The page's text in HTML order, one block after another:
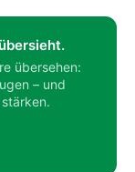
übersehen:
– und